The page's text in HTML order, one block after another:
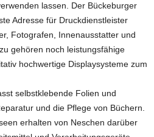
lassen. Der Bückeburger
Adresse für Druckdienstleister
Fotografen, Innenausstatter und
gehören noch leistungsfähige
hochwertige Displaysysteme zum
selbstklebende Folien und
und die Pflege von Büchern.
erhalten von Neschen darüber